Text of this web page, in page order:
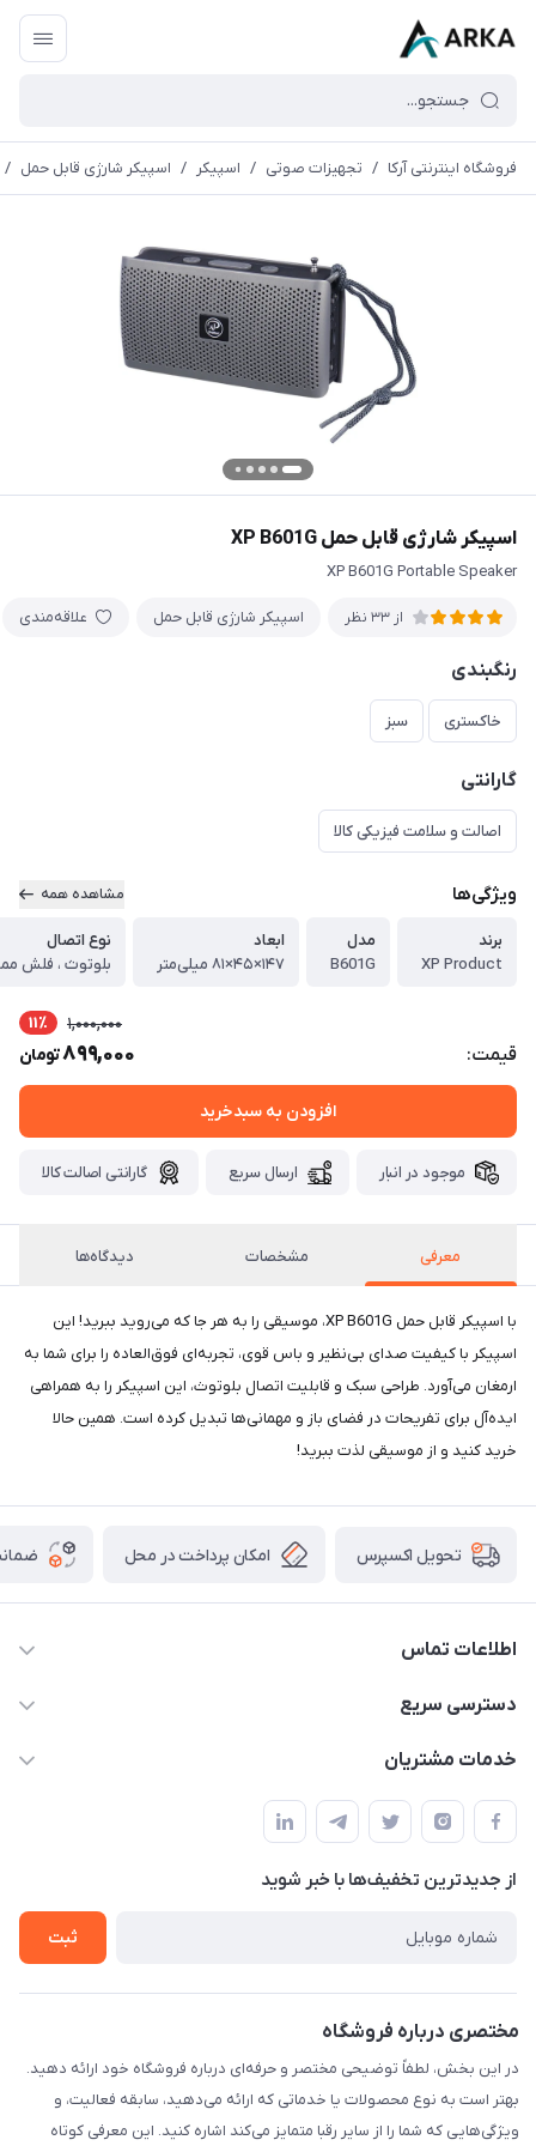
فروشگاه اینترنتی آرکا / تجهیزات صوتی / اسپیکر / اسپیکر شارژی قابل حمل /
اسپیکر شارژی قابل حمل XP B601G
XP B601G Portable Speaker
از 33 نظر اسپیکر شارژی قابل حمل علاقه‌مندی
رنگبندی
خاکستری سبز
گارانتی
اصالت و سلامت فیزیکی کالا
ویژگی‌ها مشاهده همه
برند
XP Product
مدل
B601G
ابعاد
۱۴۷×۴۵×۸۱ میلی‌متر
نوع اتصال
قیمت:
1,000,000 11٪
899,000تومان
افزودن به سبدخرید
موجود در انبار ارسال سریع گارانتی اصالت کالا
معرفی مشخصات دیدگاه‌ها
با اسپیکر قابل حمل XP B601G، موسیقی را به هر جا که می‌روید ببرید! این
اسپیکر با کیفیت صدای بی‌نظیر و باس قوی، تجربه‌ای فوق‌العاده را برای شما به
ارمغان می‌آورد. طراحی سبک و قابلیت اتصال بلوتوث، این اسپیکر را به همراهی
ایده‌آل برای تفریحات در فضای باز و مهمانی‌ها تبدیل کرده است. همین حالا
خرید کنید و از موسیقی لذت ببرید!
تحویل اکسپرس امکان پرداخت در محل
اطلاعات تماس
09170030302
تجاری بین الحرمین - طبقه همکف - پلاک 99a
دسترسی سریع
حساب کاربری
لیست محصولات
درباره ما
خدمات مشتریان
قوانین و مقررات
حریم خصوصی
راهنما
از جدید‌ترین تخفیف‌ها با‌ خبر شوید
ثبت
مختصری درباره فروشگاه
در این بخش، لطفاً توضیحی مختصر و حرفه‌ای درباره فروشگاه خود ارائه دهید.
بهتر است به نوع محصولات یا خدماتی که ارائه می‌دهید، سابقه فعالیت، و
ویژگی‌هایی که شما را از سایر رقبا متمایز می‌کند اشاره کنید. این معرفی کوتاه